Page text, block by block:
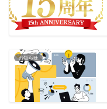
お知らせ